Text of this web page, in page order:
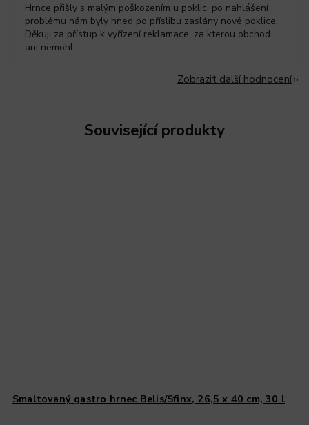
Hrnce přišly s malým poškozením u poklic, po nahlášení
problému nám byly hned po příslibu zaslány nové poklice.
Děkuji za přístup k vyřízení reklamace, za kterou obchod
ani nemohl.
Zobrazit další hodnocení
Související produkty
Smaltovaný gastro hrnec Belis/Sfinx, 26,5 x 40 cm, 30 l